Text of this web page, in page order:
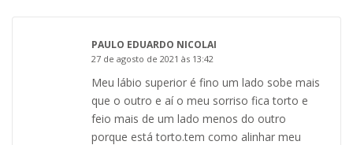
PAULO EDUARDO NICOLAI
27 de agosto de 2021 às 13:42
Meu lábio superior é fino um lado sobe mais
que o outro e aí o meu sorriso fica torto e
feio mais de um lado menos do outro
porque está torto.tem como alinhar meu